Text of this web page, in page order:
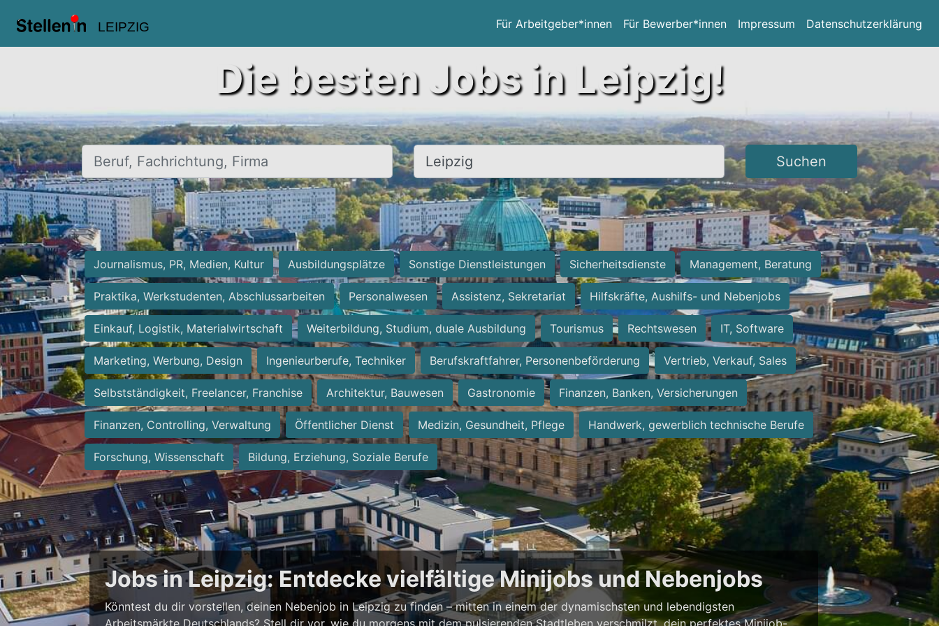
LEIPZIG Für Arbeitgeber*innen Für Bewerber*innen Impressum Datenschutzerklärung
Die besten Jobs in Leipzig!
Beruf, Fachrichtung, Firma Ort, Stadt Suchen
Journalismus, PR, Medien, Kultur Ausbildungsplätze Sonstige Dienstleistungen Sicherheitsdienste Management, Beratung
Praktika, Werkstudenten, Abschlussarbeiten Personalwesen Assistenz, Sekretariat Hilfskräfte, Aushilfs- und Nebenjobs
Einkauf, Logistik, Materialwirtschaft Weiterbildung, Studium, duale Ausbildung Tourismus Rechtswesen IT, Software
Marketing, Werbung, Design Ingenieurberufe, Techniker Berufskraftfahrer, Personenbeförderung Vertrieb, Verkauf, Sales
Selbstständigkeit, Freelancer, Franchise Architektur, Bauwesen Gastronomie Finanzen, Banken, Versicherungen
Finanzen, Controlling, Verwaltung Öffentlicher Dienst Medizin, Gesundheit, Pflege Handwerk, gewerblich technische Berufe
Forschung, Wissenschaft Bildung, Erziehung, Soziale Berufe
Jobs in Leipzig: Entdecke vielfältige Minijobs und Nebenjobs
Könntest du dir vorstellen, deinen Nebenjob in Leipzig zu finden – mitten in einem der dynamischsten und lebendigsten